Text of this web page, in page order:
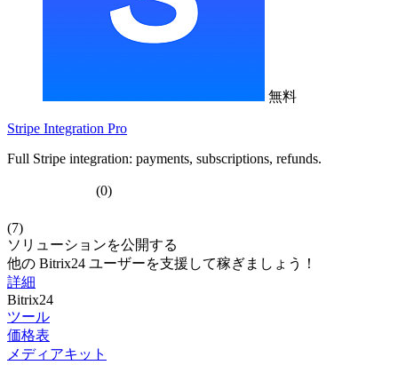
無料
Stripe Integration Pro
Full Stripe integration: payments, subscriptions, refunds.
(0)
(7)
ソリューションを公開する
他の Bitrix24 ユーザーを支援して稼ぎましょう！
詳細
Bitrix24
ツール
価格表
メディアキット